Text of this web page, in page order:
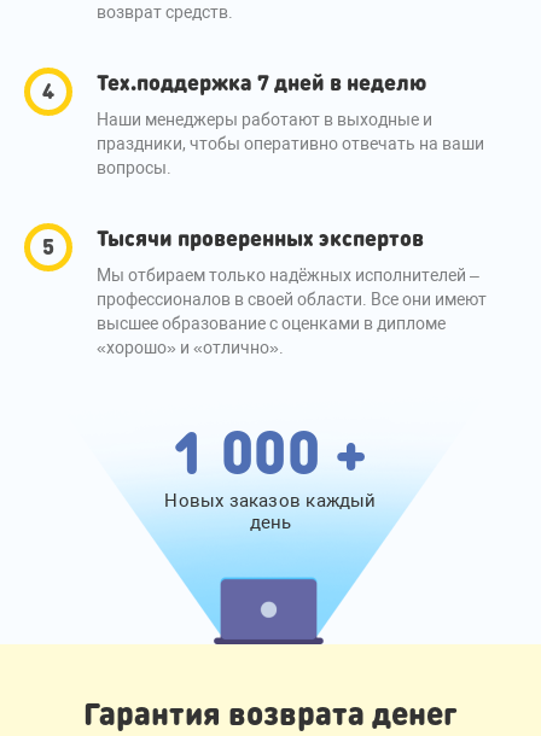
возврат средств.
Тех.поддержка 7 дней в неделю
Наши менеджеры работают в выходные и
праздники, чтобы оперативно отвечать на ваши
вопросы.
Тысячи проверенных экспертов
Мы отбираем только надёжных исполнителей –
профессионалов в своей области. Все они имеют
высшее образование с оценками в дипломе
«хорошо» и «отлично».
1 000 +
Новых заказов каждый
день
Гарантия возврата денег